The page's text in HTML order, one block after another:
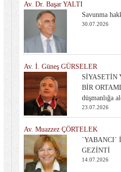
Av. Dr. Başar YALTI
Savunma
30.07.2026
Av. İ. Güneş GÜRSELER
SİYASETİN
BİR
düşmanlığa
23.07.2026
Av. Muazzez ÇÖRTELEK
`YABANCI`
GEZİNTİ
14.07.2026